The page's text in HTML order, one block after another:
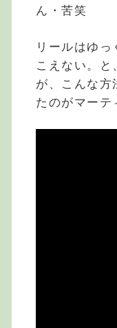
ん・苦笑
リールはゆ
こえない。と
が、こんな方
たのがマーテ